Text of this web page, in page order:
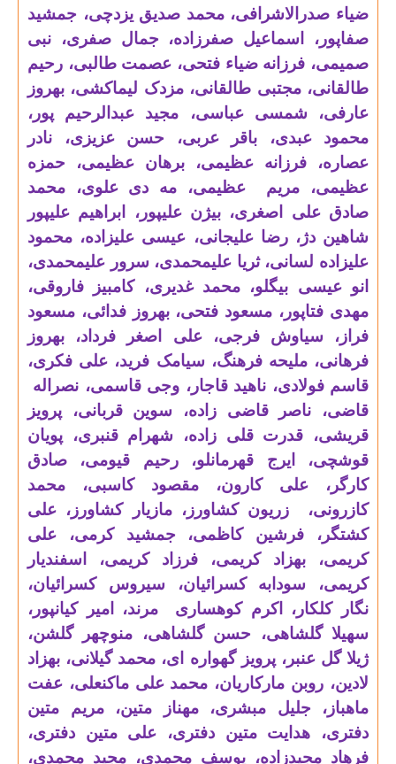
ضیاء صدرالاشرافی، محمد صدیق یزدچی، جمشید
صفاپور، اسماعیل صفرزاده، جمال صفری، نبی
صمیمی، فرزانه ضیاء فتحی، عصمت طالبی، رحیم
طالقانی، مجتبی طالقانی، مزدک لیماکشی، بهروز
عارفی، شمسی عباسی، مجید عبدالرحیم پور،
محمود عبدی، باقر عربی، حسن عزیزی، نادر
عصاره، فرزانه عظیمی، برهان عظیمی، حمزه
عظیمی، مریم عظیمی، مه دی علوی، محمد
صادق علی اصغری، بیژن علیپور، ابراهیم علیپور
شاهین دژ، رضا علیجانی، عیسی علیزاده، محمود
علیزاده لسانی، ثریا علیمحمدی، سرور علیمحمدی،
انو عیسی بیگلو، محمد غدیری، کامبیز فاروقی،
مهدی فتاپور، مسعود فتحی، بهروز فدائی، مسعود
فراز، سیاوش فرجی، علی اصغر فرداد، بهروز
فرهانی، ملیحه فرهنگ، سیامک فرید، علی فکری،
قاسم فولادی، ناهید قاجار، وجی قاسمی، نصراله
قاضی، ناصر قاضی زاده، سوین قربانی، پرویز
قریشی، قدرت قلی زاده، شهرام قنبری، پویان
قوشچی، ایرج قهرمانلو، رحیم قیومی، صادق
کارگر، علی کارون، مقصود کاسبی، محمد
کازرونی، زریون کشاورز، مازیار کشاورز، علی
کشتگر، فرشین کاظمی، جمشید کرمی، علی
کریمی، بهزاد کریمی، فرزاد کریمی، اسفندیار
کریمی، سودابه کسرائیان، سیروس کسرائیان،
نگار کلکار، اکرم کوهساری مرند، امیر کیانپور،
سهیلا گلشاهی، حسن گلشاهی، منوچهر گلشن،
ژیلا گل عنبر، پرویز گهواره ای، محمد گیلانی، بهزاد
لادین، روبن مارکاریان، محمد علی ماکنعلی، عفت
ماهباز، جلیل مبشری، مهناز متین، مریم متین
دفتری، هدایت متین دفتری، علی متین دفتری،
فرهاد مجیدزاده، یوسف محمدی، مجید محمدی،